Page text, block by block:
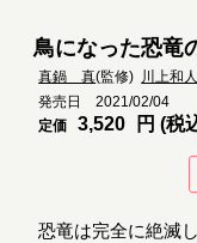
鳥になった恐竜
真鍋 真(監修) 川上和
発売日 2021/02/04
定価
3,520 円 (税
恐竜は完全に絶滅